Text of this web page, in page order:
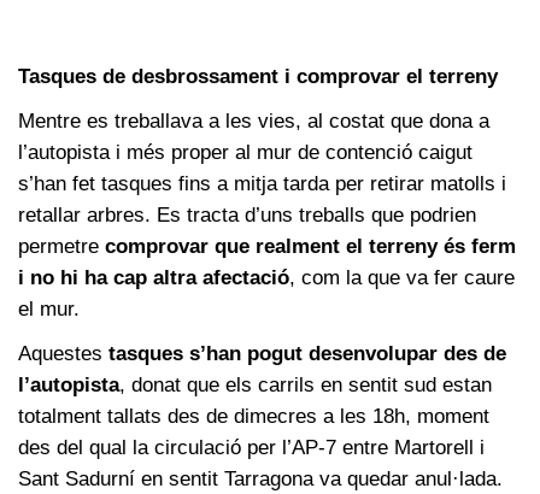
Tasques de desbrossament i comprovar el terreny
Mentre es treballava a les vies, al costat que dona a
l’autopista i més proper al mur de contenció caigut
s’han fet tasques fins a mitja tarda per retirar matolls i
retallar arbres. Es tracta d’uns treballs que podrien
permetre comprovar que realment el terreny és ferm
i no hi ha cap altra afectació, com la que va fer caure
el mur.
Aquestes tasques s’han pogut desenvolupar des de
l’autopista, donat que els carrils en sentit sud estan
totalment tallats des de dimecres a les 18h, moment
des del qual la circulació per l’AP-7 entre Martorell i
Sant Sadurní en sentit Tarragona va quedar anul·lada.